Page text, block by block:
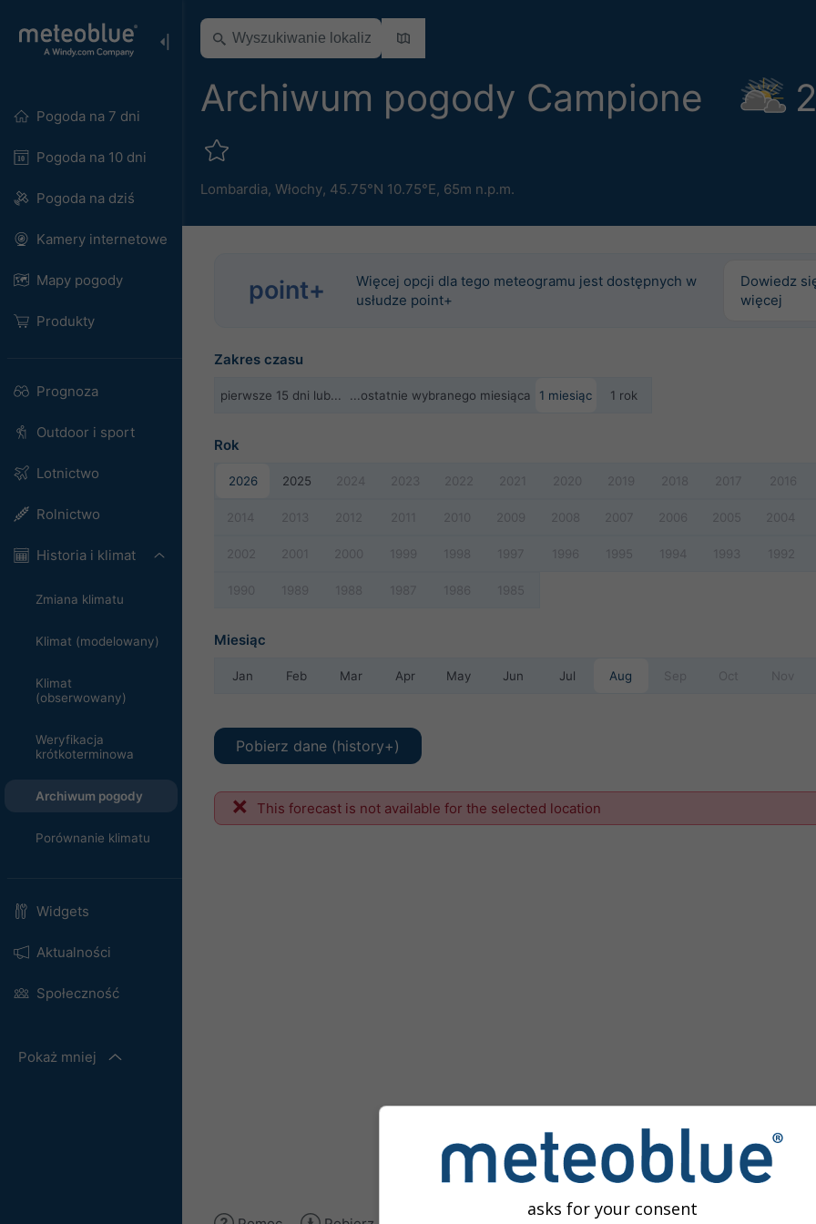
Pogoda na 7 dni
Pogoda na 10 dni
Pogoda na dziś
Kamery internetowe
Mapy pogody
Produkty
Prognoza
Outdoor i sport
Lotnictwo
Rolnictwo
Historia i klimat
Zmiana klimatu
Klimat (modelowany)
Klimat
(obserwowany)
Weryfikacja
krótkoterminowa
Archiwum pogody
Porównanie klimatu
Widgets
Aktualności
Społeczność
Pokaż mniej
Archiwum pogody Campione
Lombardia, Włochy, 45.75°N 10.75°E, 65m n.p.m.
point+
Więcej opcji dla tego meteogramu jest dostępnych w
usłudze point+
Dowiedz
więcej
Zakres czasu
pierwsze 15 dni lub... ...ostatnie wybranego miesiąca 1 miesiąc 1 rok
Rok
2026 2025 2024 2023 2022 2021 2020 2019 2018 2017 2016
2014 2013 2012 2011 2010 2009 2008 2007 2006 2005 2004
2002 2001 2000 1999 1998 1997 1996 1995 1994 1993 1992
1990 1989 1988 1987 1986 1985
Miesiąc
Jan Feb Mar Apr May Jun Jul Aug Sep Oct Nov
Pobierz dane (history+)
This forecast is not available for the selected location
asks for your consent